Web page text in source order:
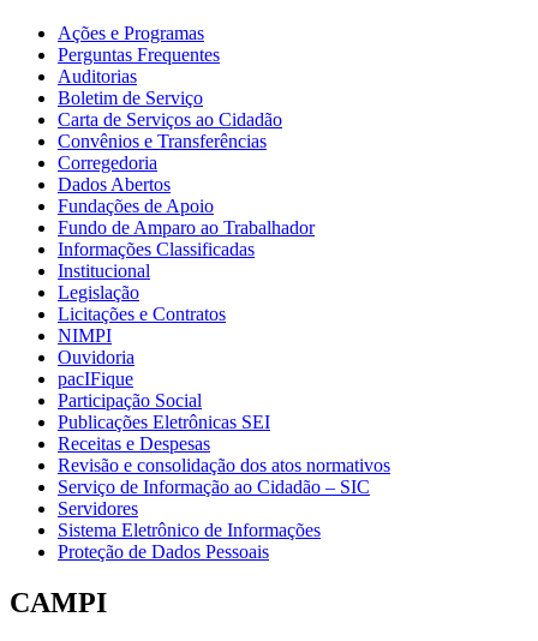
Ações e Programas
Perguntas Frequentes
Auditorias
Boletim de Serviço
Carta de Serviços ao Cidadão
Convênios e Transferências
Corregedoria
Dados Abertos
Fundações de Apoio
Fundo de Amparo ao Trabalhador
Informações Classificadas
Institucional
Legislação
Licitações e Contratos
NIMPI
Ouvidoria
pacIFique
Participação Social
Publicações Eletrônicas SEI
Receitas e Despesas
Revisão e consolidação dos atos normativos
Serviço de Informação ao Cidadão – SIC
Servidores
Sistema Eletrônico de Informações
Proteção de Dados Pessoais
CAMPI